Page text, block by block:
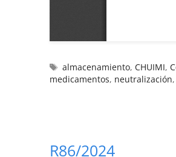
almacenamiento,CHUIMI,
medicamentos, neutralización,
R86/2024